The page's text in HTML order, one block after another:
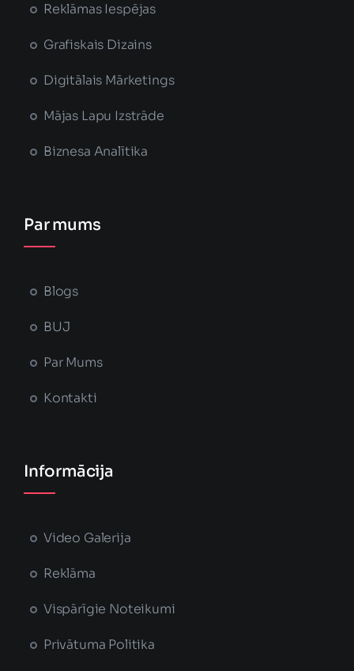
Reklāmas Iespējas
Grafiskais Dizains
Digitālais Mārketings
Mājas Lapu Izstrāde
Biznesa Analītika
Par mums
Blogs
BUJ
Par Mums
Kontakti
Informācija
Video Galerija
Reklāma
Vispārīgie Noteikumi
Privātuma Politika